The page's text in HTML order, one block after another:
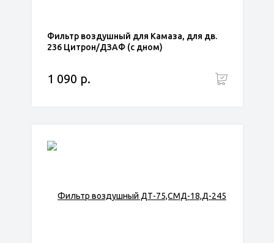
Фильтр воздушный для Камаза, для дв.
236 Цитрон/ДЗАФ (с дном)
1 090 р.